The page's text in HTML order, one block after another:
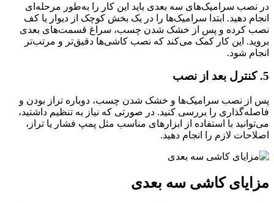
در نصب سرامیک‌های سه‌ بعدی باید این کار را به‌طور مرحله‌ای
انجام دهید. ابتدا سرامیک‌ها را در یک بخش کوچک از دیوار یا کف
نصب کرده و پس از خشک شدن چسب، سراغ قسمت‌های بعدی
بروید. این کار کمک می‌کند که نصب کاشی‌ها دقیق‌تر و مرتب‌تر
انجام شود.
5. کنترل بعد از نصب
پس از نصب سرامیک‌ها و خشک شدن چسب، دوباره تراز بودن و
فاصله‌گذاری را بررسی کنید. در صورتی که نیاز به تنظیم داشتید،
می‌توانید با استفاده از ابزارهای مناسب مثل پمپ فشار یا تراز،
اصلاحات لازم را انجام دهید.
مزایای کاشی سه بعدی